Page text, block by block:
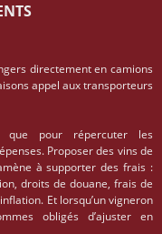
directement en camions
appel aux transporteurs
que pour répercuter les
Proposer des vins de
à supporter des frais :
droits de douane, frais de
Et lorsqu’un vigneron
obligés d’ajuster en